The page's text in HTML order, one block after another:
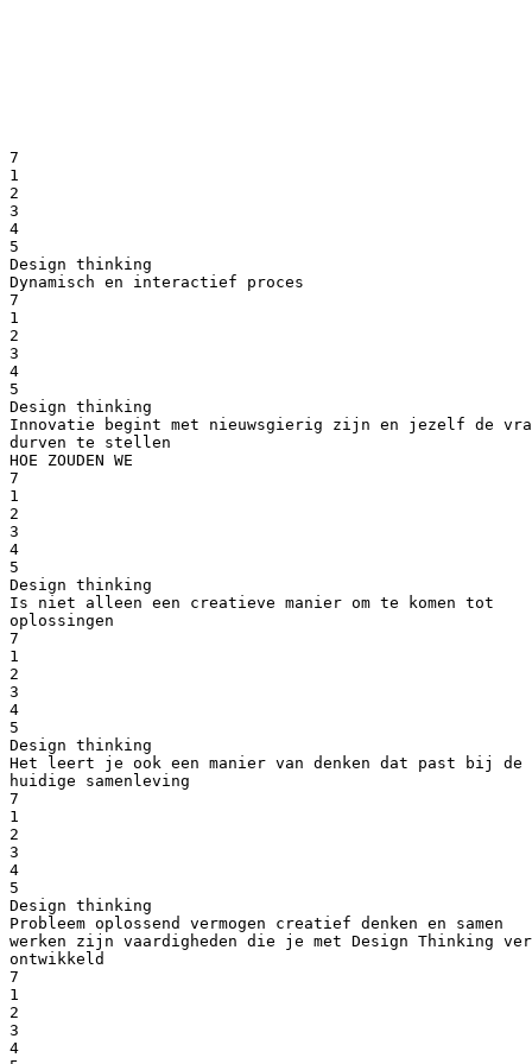
7
1
2
3
4
5
Design thinking
Dynamisch en interactief proces
7
1
2
3
4
5
Design thinking
Innovatie begint met nieuwsgierig zijn en jezelf de
durven te stellen
HOE ZOUDEN WE
7
1
2
3
4
5
Design thinking
Is niet alleen een creatieve manier om te komen tot
oplossingen
7
1
2
3
4
5
Design thinking
Het leert je ook een manier van denken dat past bij de
huidige samenleving
7
1
2
3
4
5
Design thinking
Probleem oplossend vermogen creatief denken en samen
werken zijn vaardigheden die je met Design Thinking
ontwikkeld
7
1
2
3
4